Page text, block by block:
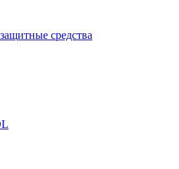
средства